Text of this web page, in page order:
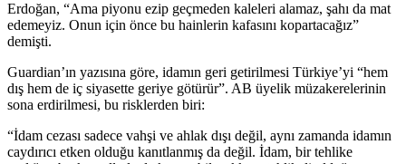
Erdoğan, “Ama piyonu ezip geçmeden kaleleri alamaz, şahı da mat
edemeyiz. Onun için önce bu hainlerin kafasını kopartacağız”
demişti.
Guardian’ın yazısına göre, idamın geri getirilmesi Türkiye’yi “hem
dış hem de iç siyasette geriye götürür”. AB üyelik müzakerelerinin
sona erdirilmesi, bu risklerden biri:
“İdam cezası sadece vahşi ve ahlak dışı değil, aynı zamanda idamın
caydırıcı etken olduğu kanıtlanmış da değil. İdam, bir tehlike